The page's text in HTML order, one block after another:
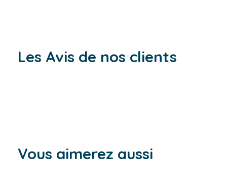
Les Avis de nos clients
Vous aimerez aussi